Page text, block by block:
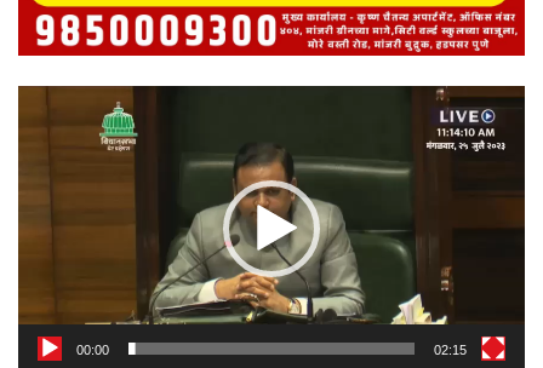
00:00 02:15